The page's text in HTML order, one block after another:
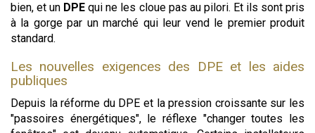
bien, et un DPE qui ne les cloue pas au pilori. Et ils sont pris
à la gorge par un marché qui leur vend le premier produit
standard.
Les nouvelles exigences des DPE et les aides
publiques
Depuis la réforme du DPE et la pression croissante sur les
"passoires énergétiques", le réflexe "changer toutes les